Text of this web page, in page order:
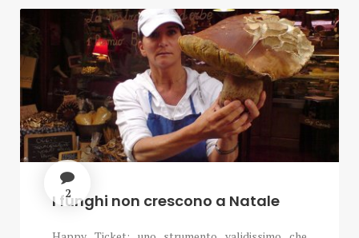
2
I funghi non crescono a Natale